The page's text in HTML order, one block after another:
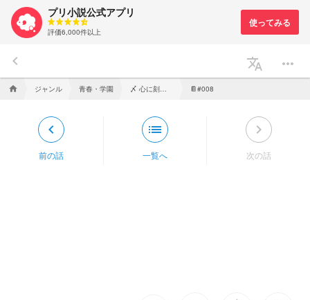
プリ小説公式アプリ
評価6,000件以上
keyboard_arrow_left translate more_horiz
home ジャンル 青春・学園 📔#008
keyboard_arrow_left
前の話
list
一覧へ
keyboard_arrow_right
次の話